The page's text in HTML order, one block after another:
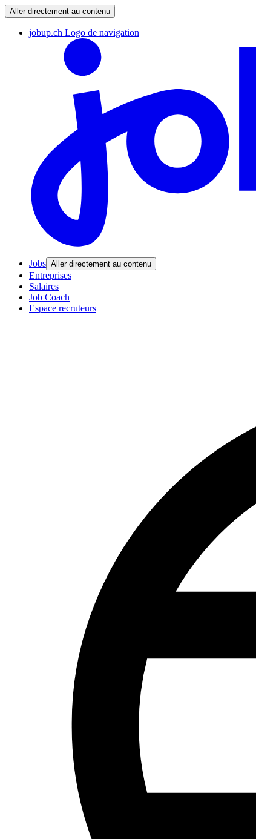
Aller directement au contenu
jobup.ch Logo de navigation
Jobs Aller directement au contenu
Entreprises
Salaires
Job Coach
Espace recruteurs